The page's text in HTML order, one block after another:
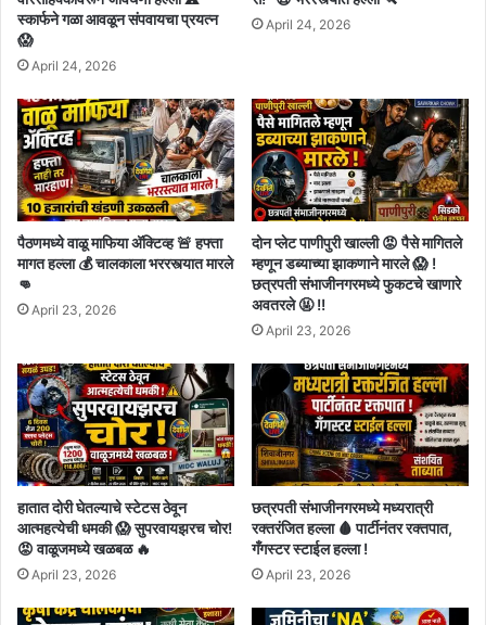
स्कार्फने गळा आवळून संपवायचा प्रयत्न
😱
April 24, 2026
April 24, 2026
पैठणमध्ये वाळू माफिया अ‍ॅक्टिव्ह 🚨 हफ्ता
मागत हल्ला 💰 चालकाला भररस्त्यात मारले
👊
April 23, 2026
दोन प्लेट पाणीपुरी खाल्ली 😡 पैसे मागितले
म्हणून डब्याच्या झाकणाने मारले 😱 !
छत्रपती संभाजीनगरमध्ये फुकटचे खाणारे
अवतरले 🤬 !!
April 23, 2026
हातात दोरी घेतल्याचे स्टेटस ठेवून
आत्महत्येची धमकी 😱 सुपरवायझरच चोर!
😡 वाळूजमध्ये खळबळ 🔥
April 23, 2026
छत्रपती संभाजीनगरमध्ये मध्यरात्री
रक्तरंजित हल्ला 🩸 पार्टीनंतर रक्तपात,
गँगस्टर स्टाईल हल्ला !
April 23, 2026